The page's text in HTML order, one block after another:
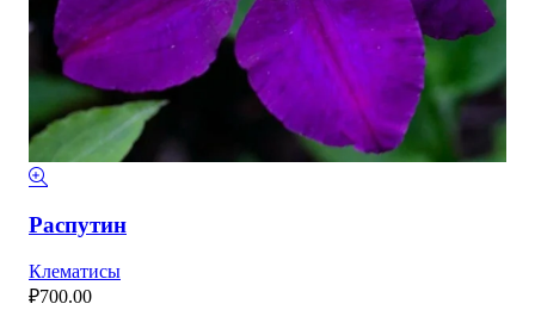
Распутин
Клематисы
₽700.00